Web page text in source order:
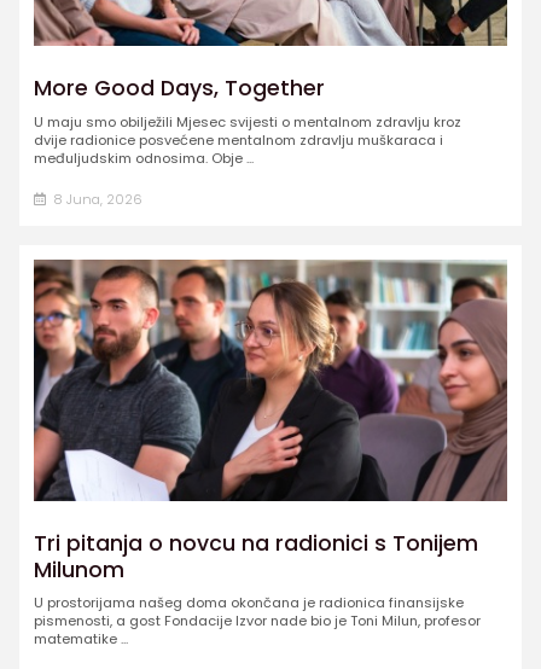
More Good Days, Together
U maju smo obilježili Mjesec svijesti o mentalnom zdravlju kroz
dvije radionice posvećene mentalnom zdravlju muškaraca i
međuljudskim odnosima. Obje ...
8 Juna, 2026
Tri pitanja o novcu na radionici s Tonijem
Milunom
U prostorijama našeg doma okončana je radionica finansijske
pismenosti, a gost Fondacije Izvor nade bio je Toni Milun, profesor
matematike ...